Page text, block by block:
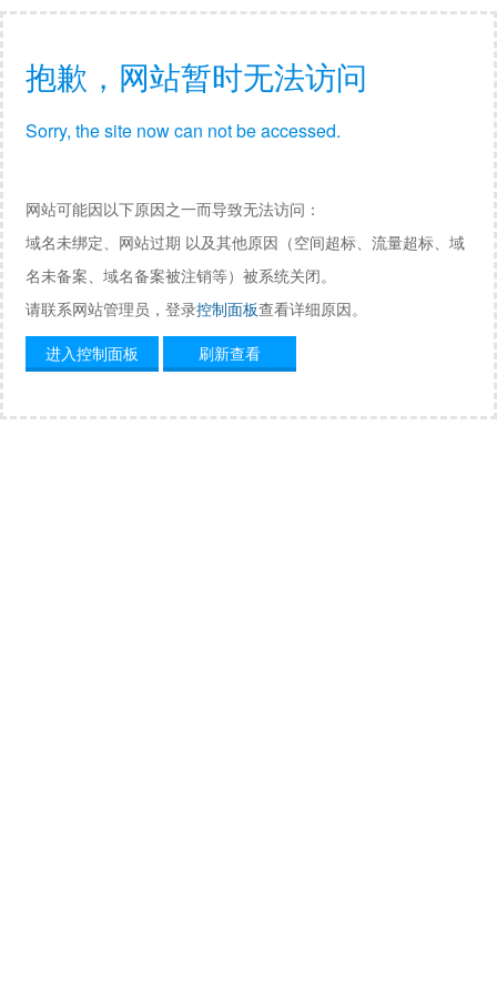
抱歉，网站暂时无法访问
Sorry, the site now can not be accessed.
网站可能因以下原因之一而导致无法访问：
域名未绑定、网站过期 以及其他原因（空间超标、流量超标、域
名未备案、域名备案被注销等）被系统关闭。
请联系网站管理员，登录控制面板查看详细原因。
进入控制面板
刷新查看